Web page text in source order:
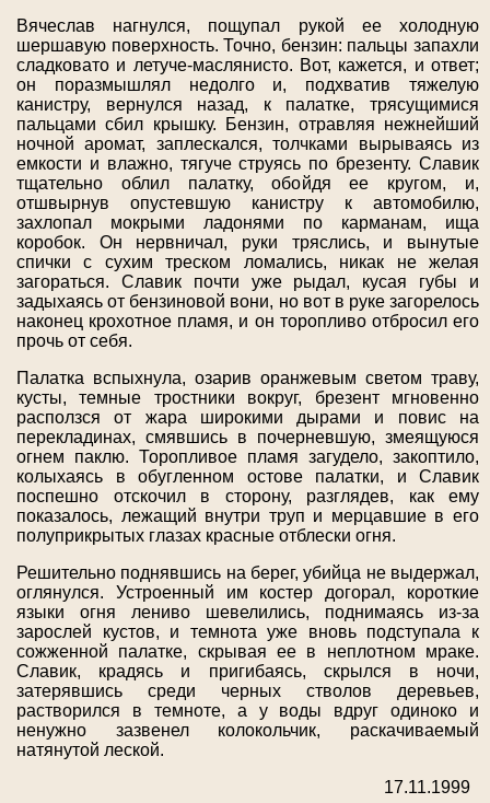
Вячеслав нагнулся, пощупал рукой ее холодную
шершавую поверхность. Точно, бензин: пальцы запахли
сладковато и летуче-маслянисто. Вот, кажется, и ответ;
он поразмышлял недолго и, подхватив тяжелую
канистру, вернулся назад, к палатке, трясущимися
пальцами сбил крышку. Бензин, отравляя нежнейший
ночной аромат, заплескался, толчками вырываясь из
емкости и влажно, тягуче струясь по брезенту. Славик
тщательно облил палатку, обойдя ее кругом, и,
отшвырнув опустевшую канистру к автомобилю,
захлопал мокрыми ладонями по карманам, ища
коробок. Он нервничал, руки тряслись, и вынутые
спички с сухим треском ломались, никак не желая
загораться. Славик почти уже рыдал, кусая губы и
задыхаясь от бензиновой вони, но вот в руке загорелось
наконец крохотное пламя, и он торопливо отбросил его
прочь от себя.
Палатка вспыхнула, озарив оранжевым светом траву,
кусты, темные тростники вокруг, брезент мгновенно
расползся от жара широкими дырами и повис на
перекладинах, смявшись в почерневшую, змеящуюся
огнем паклю. Торопливое пламя загудело, закоптило,
колыхаясь в обугленном остове палатки, и Славик
поспешно отскочил в сторону, разглядев, как ему
показалось, лежащий внутри труп и мерцавшие в его
полуприкрытых глазах красные отблески огня.
Решительно поднявшись на берег, убийца не выдержал,
оглянулся. Устроенный им костер догорал, короткие
языки огня лениво шевелились, поднимаясь из-за
зарослей кустов, и темнота уже вновь подступала к
сожженной палатке, скрывая ее в неплотном мраке.
Славик, крадясь и пригибаясь, скрылся в ночи,
затерявшись среди черных стволов деревьев,
растворился в темноте, а у воды вдруг одиноко и
ненужно зазвенел колокольчик, раскачиваемый
натянутой леской.
17.11.1999